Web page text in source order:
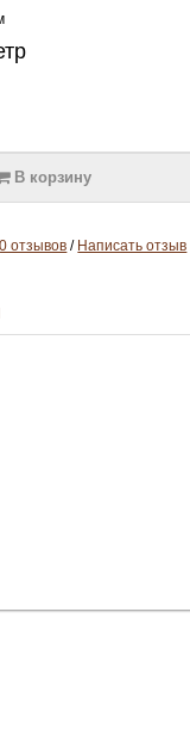
В корзину
0 отзывов / Написать отзыв